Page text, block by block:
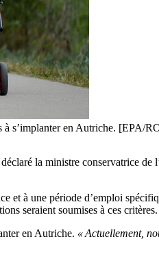
à s’implanter en Autriche.
la ministre conservatrice
à une période d’emploi
seraient soumises à ces critères.
en Autriche. « Actuellement,